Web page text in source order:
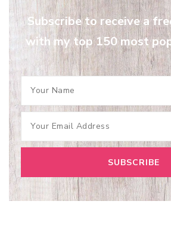
Subscribe to receive a
with my top 150 most